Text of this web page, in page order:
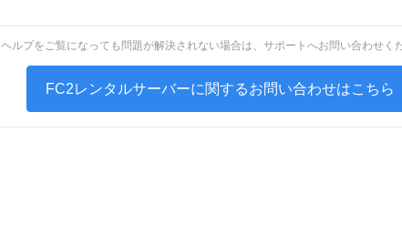
ヘルプをご覧になっても問題が解決されない場合は、サポートへお問い合わせく
FC2レンタルサーバーに関するお問い合わせはこちら